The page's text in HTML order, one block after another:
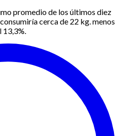
promedio de los últimos diez
cerca de 22 kg. menos
13,3%.